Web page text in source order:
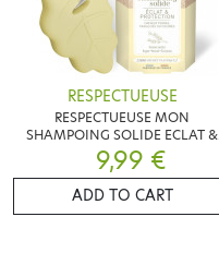
RESPECTUEUSE
RESPECTUEUSE MON
SHAMPOING SOLIDE ECLAT &
PROTECTION BIO 75G
9,99 €
ADD TO CART